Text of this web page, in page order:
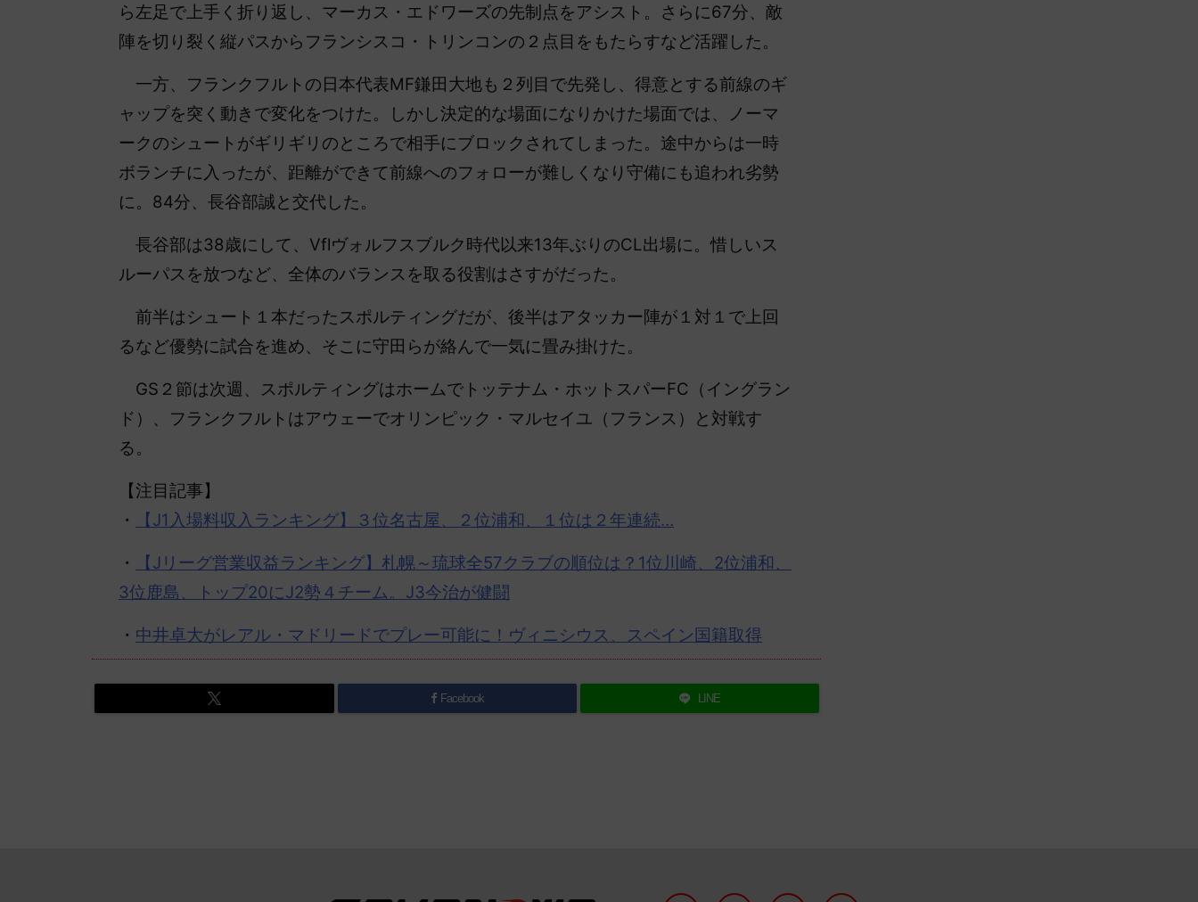
ら左足で上手く折り返し、マーカス・エドワーズの先制点をアシスト。さらに67分、敵
陣を切り裂く縦パスからフランシスコ・トリンコンの２点目をもたらすなど活躍した。
一方、フランクフルトの日本代表MF鎌田大地も２列目で先発し、得意とする前線のギ
ャップを突く動きで変化をつけた。しかし決定的な場面になりかけた場面では、ノーマ
ークのシュートがギリギリのところで相手にブロックされてしまった。途中からは一時
ボランチに入ったが、距離ができて前線へのフォローが難しくなり守備にも追われ劣勢
に。84分、長谷部誠と交代した。
長谷部は38歳にして、Vflヴォルフスブルク時代以来13年ぶりのCL出場に。惜しいス
ルーパスを放つなど、全体のバランスを取る役割はさすがだった。
前半はシュート１本だったスポルティングだが、後半はアタッカー陣が１対１で上回
るなど優勢に試合を進め、そこに守田らが絡んで一気に畳み掛けた。
GS２節は次週、スポルティングはホームでトッテナム・ホットスパーFC（イングラン
ド）、フランクフルトはアウェーでオリンピック・マルセイユ（フランス）と対戦す
る。
【注目記事】
・
【J1入場料収入 ランキング】３位名古屋、２位浦和、１位は２年連続…
・ 【Jリーグ営業収益ランキング】札幌～琉球全57クラブの順位は？1位川崎、2位浦和、
3位鹿島、トップ20にJ2勢４チーム。J3今治が健闘
・ 中井卓大がレアル・マドリードでプレー可能に！ヴィニシウス、スペイン国籍取得
Facebook LINE